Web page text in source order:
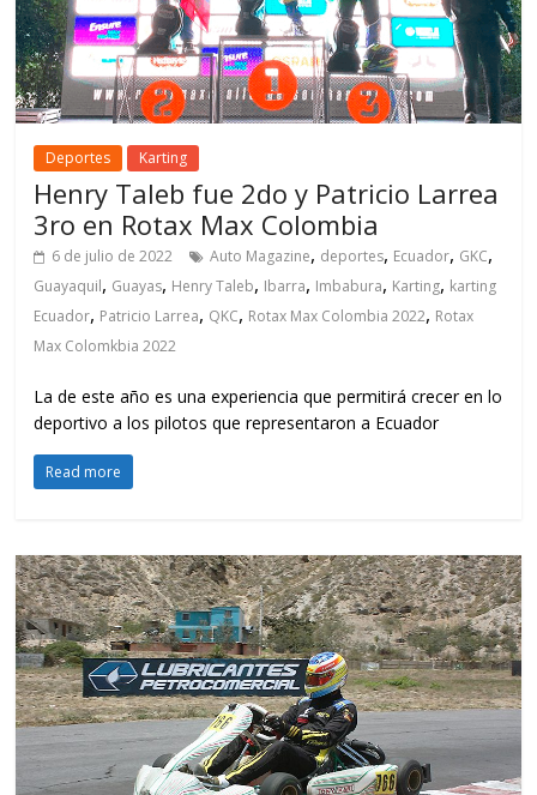
Deportes Karting
Henry Taleb fue 2do y Patricio Larrea
3ro en Rotax Max Colombia
6 de julio de 2022 Auto Magazine, deportes, Ecuador, GKC,
Guayaquil, Guayas, Henry Taleb, Ibarra, Imbabura, Karting, karting
Ecuador, Patricio Larrea, QKC, Rotax Max Colombia 2022, Rotax
Max Colomkbia 2022
La de este año es una experiencia que permitirá crecer en lo
deportivo a los pilotos que representaron a Ecuador
Read more